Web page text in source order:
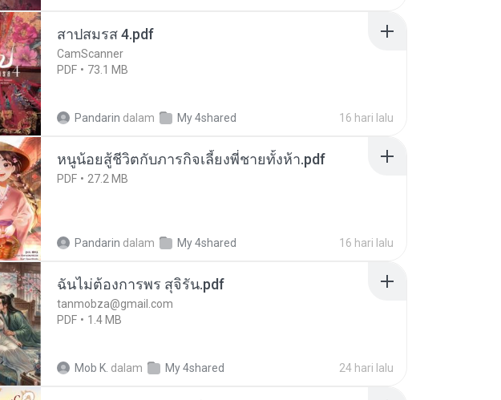
สาปสมรส 4.pdf
CamScanner
PDF
73.1 MB
Pandarin dalam My 4shared 16 hari lalu
หนูน้อยสู้ชีวิตกับภารกิจเลี้ยงพี่ชายทั้งห้า.pdf
PDF 27.2 MB
Pandarin dalam My 4shared 16 hari lalu
ฉันไม่ต้องการพร สุจิรัน.pdf
tanmobza@gmail.com
PDF
1.4 MB
Mob K. dalam My 4shared 24 hari lalu